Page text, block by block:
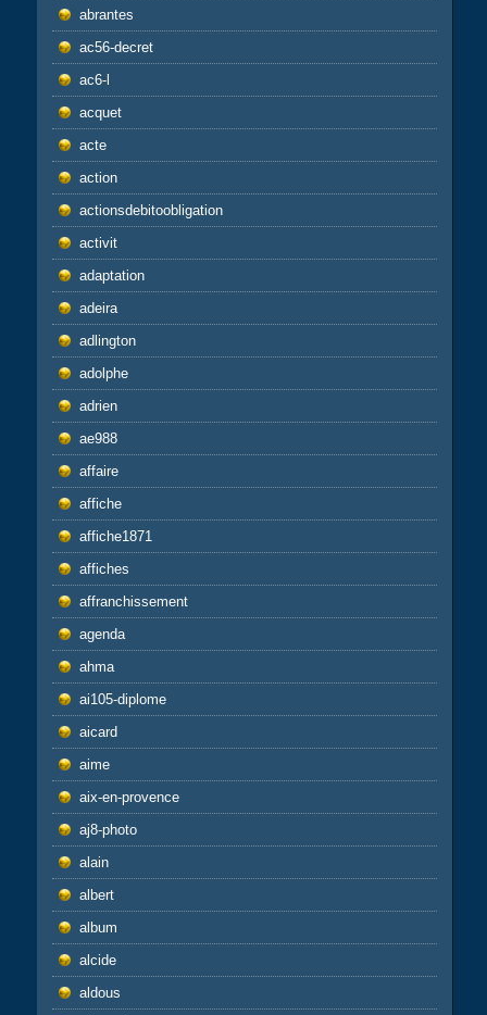
abrantes
ac56-decret
ac6-l
acquet
acte
action
actionsdebitoobligation
activit
adaptation
adeira
adlington
adolphe
adrien
ae988
affaire
affiche
affiche1871
affiches
affranchissement
agenda
ahma
ai105-diplome
aicard
aime
aix-en-provence
aj8-photo
alain
albert
album
alcide
aldous